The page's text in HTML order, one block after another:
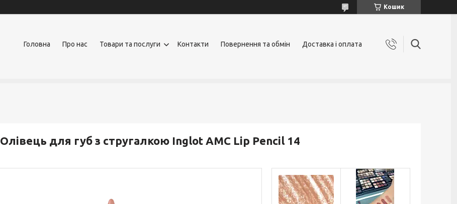
Кошик
Головна Про нас Товари та послуги Контакти Повернення та обмін Доставка і оплата
Олівець для губ з стругалкою Inglot AMC Lip Pencil 14